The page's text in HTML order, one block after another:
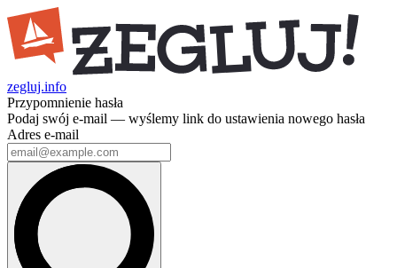
zegluj.info
Przypomnienie hasła
Podaj swój e-mail — wyślemy link do ustawienia nowego hasła
Adres e-mail